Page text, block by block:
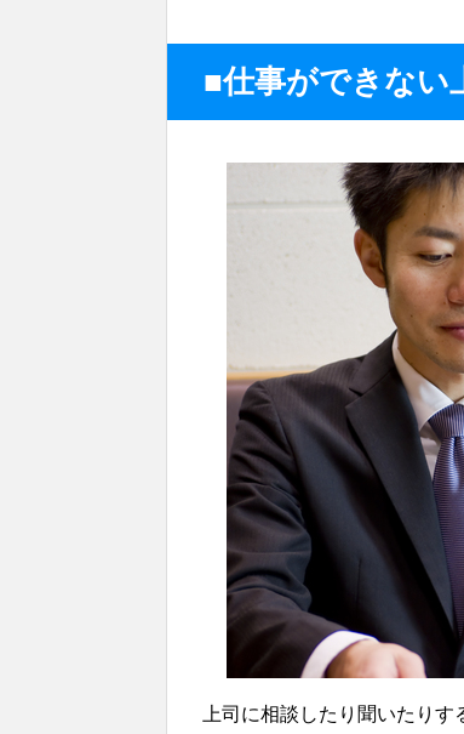
■仕事ができない
上司に相談したり聞いたり